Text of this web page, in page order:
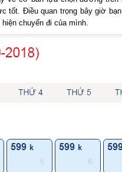
tốt. Điều quan trọng bây giờ
chuyến đi của mình.